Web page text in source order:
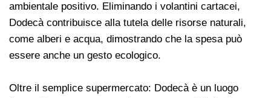
ambientale positivo. Eliminando i volantini cartacei,
Dodecà contribuisce alla tutela delle risorse naturali,
come alberi e acqua, dimostrando che la spesa può
essere anche un gesto ecologico.
Oltre il semplice supermercato: Dodecà è un luogo